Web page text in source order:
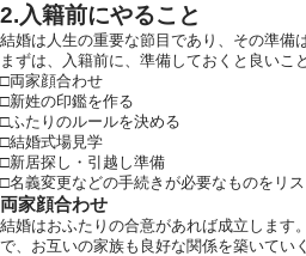
2.入籍前にやること
結婚は人生の重要な節目であり、その準備
まずは、入籍前に、準備しておくと良いこ
□両家顔合わせ
□新姓の印鑑を作る
□ふたりのルールを決める
□結婚式場見学
□新居探し・引越し準備
□名義変更などの手続きが必要なものをリ
両家顔合わせ
結婚はおふたりの合意があれば成立します
で、お互いの家族も良好な関係を築いてい